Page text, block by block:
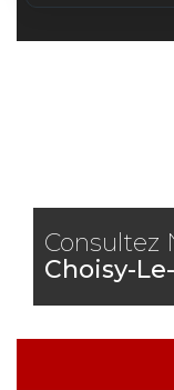
Consultez
Choisy-